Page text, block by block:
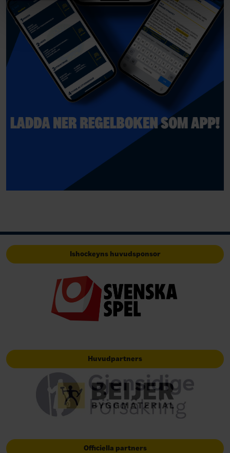
Ishockeyns huvudsponsor
Huvudpartners
Officiella partners